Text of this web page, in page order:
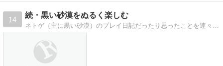
14
続・黒い砂漠をぬるく楽しむ